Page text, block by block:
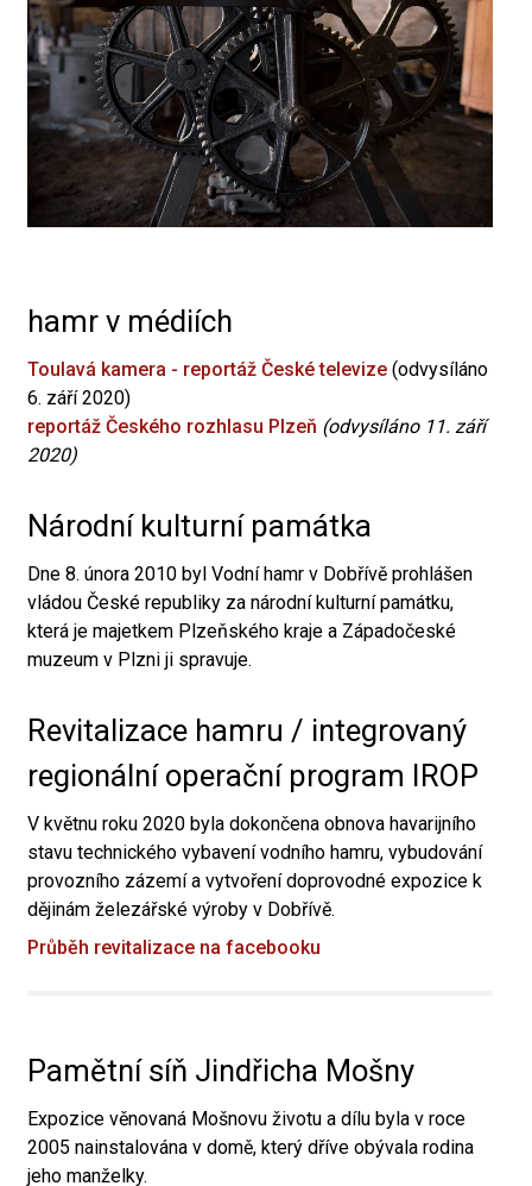
hamr v médiích
Toulavá kamera - reportáž České televize (odvysíláno
6. září 2020)
reportáž Českého rozhlasu Plzeň (odvysíláno 11. září
2020)
Národní kulturní památka
Dne 8. února 2010 byl Vodní hamr v Dobřívě prohlášen
vládou České republiky za národní kulturní památku,
která je majetkem Plzeňského kraje a Západočeské
muzeum v Plzni ji spravuje.
Revitalizace hamru / integrovaný
regionální operační program IROP
V květnu roku 2020 byla dokončena obnova havarijního
stavu technického vybavení vodního hamru, vybudování
provozního zázemí a vytvoření doprovodné expozice k
dějinám železářské výroby v Dobřívě.
Průběh revitalizace na facebooku
Pamětní síň Jindřicha Mošny
Expozice věnovaná Mošnovu životu a dílu byla v roce
2005 nainstalována v domě, který dříve obývala rodina
jeho manželky.